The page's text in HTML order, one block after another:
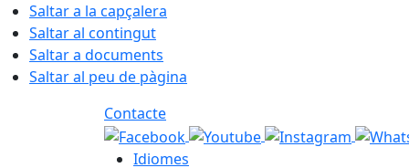
Saltar a la capçalera
Saltar al contingut
Saltar a documents
Saltar al peu de pàgina
Contacte
Idiomes